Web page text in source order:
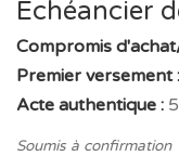
tout dans un
océan et ville.
Il faut souligner
véritablement
Échéancier
Compromis
Premier versement :
Acte authentique :
Soumis à confirmation